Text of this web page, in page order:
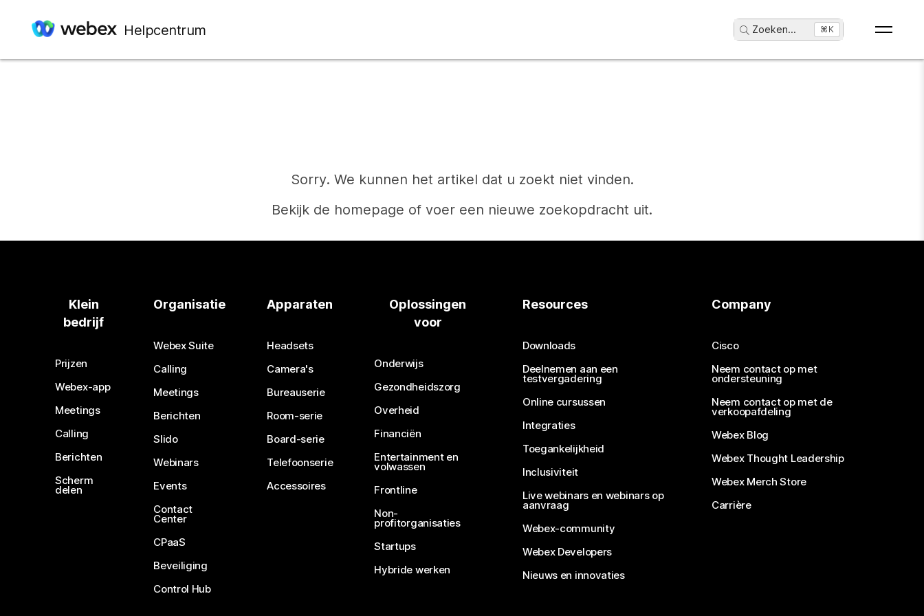
Helpcentrum Zoeken... ⌘K
Sorry. We kunnen het artikel dat u zoekt niet vinden.
Bekijk de homepage of voer een nieuwe zoekopdracht uit.
Hebt u een antwoord nodig?
Klein
bedrijf
Prijzen
Webex-app
Meetings
Calling
Berichten
Scherm
delen
Organisatie
Webex Suite
Calling
Meetings
Berichten
Slido
Webinars
Events
Contact
Center
CPaaS
Beveiliging
Control Hub
Apparaten
Headsets
Camera's
Bureauserie
Room-serie
Board-serie
Telefoonserie
Accessoires
Oplossingen
voor
Onderwijs
Gezondheidszorg
Overheid
Financiën
Entertainment en
volwassen
Frontline
Non-
profitorganisaties
Startups
Hybride werken
Resources
Downloads
Deelnemen aan een
testvergadering
Online cursussen
Integraties
Toegankelijkheid
Inclusiviteit
Live webinars en webinars op
aanvraag
Webex-community
Webex Developers
Nieuws en innovaties
Company
Cisco
Neem contact op met
ondersteuning
Neem contact op met de
verkoopafdeling
Webex Blog
Webex Thought Leadership
Webex Merch Store
Carrière